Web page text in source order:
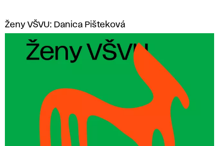
Ženy VŠVU: Danica Pišteková